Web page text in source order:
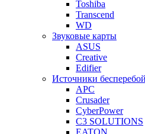
Toshiba
Transcend
WD
Звуковые карты
ASUS
Creative
Edifier
Источники
APC
Crusader
CyberPower
C3 SOLUTIONS